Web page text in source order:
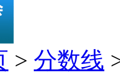
> 分数线